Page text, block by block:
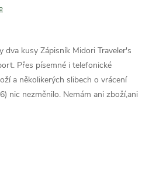
kusy Zápisník Midori Traveler's
Přes písemné i telefonické
a několikerých slibech o vrácení
nic nezměnilo. Nemám ani zboží,ani